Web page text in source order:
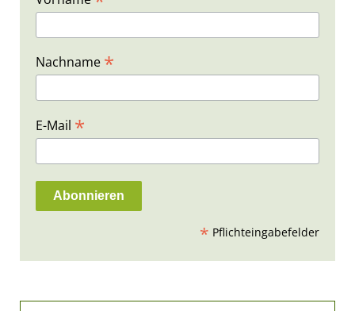
Nachname *
E-Mail *
* Pflichteingabefelder